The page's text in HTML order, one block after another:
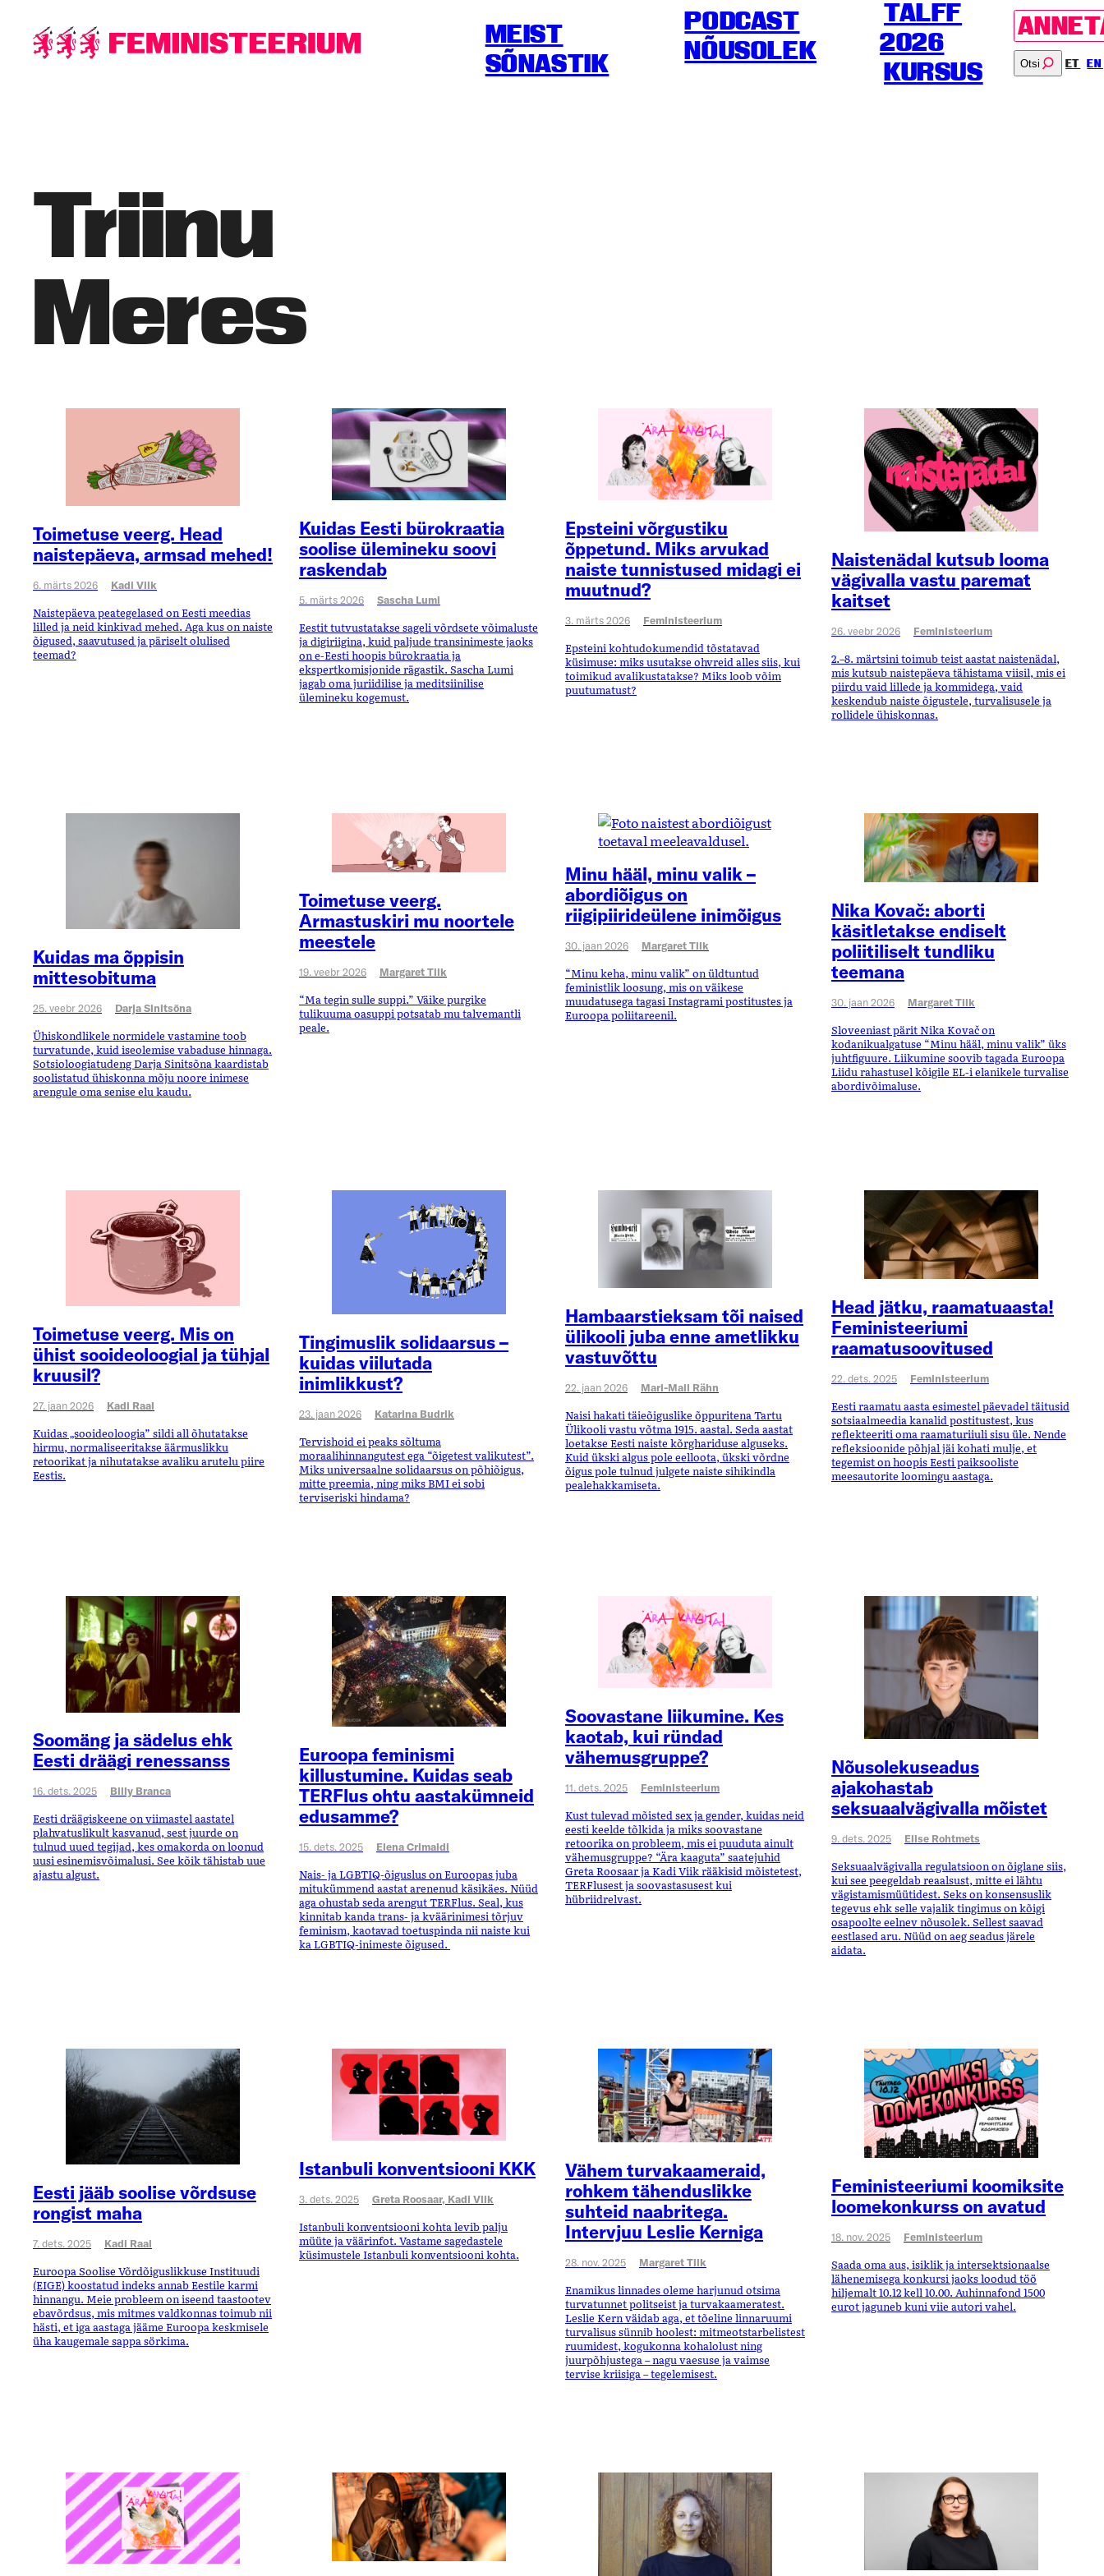
juurde
MEIST
SÕNASTIK
PODCAST
NÕUSOLEK
TALFF
2026
KURSUS
Otsi ET EN
Triinu
Meres
Toimetuse veerg. Head
naistepäeva, armsad mehed!
6. märts 2026 Kadi Viik
Naistepäeva peategelased on Eesti meedias
lilled ja neid kinkivad mehed. Aga kus on naiste
õigused, saavutused ja päriselt olulised
teemad?
Kuidas Eesti bürokraatia
soolise ülemineku soovi
raskendab
5. märts 2026 Sascha Lumi
Eestit tutvustatakse sageli võrdsete võimaluste
ja digiriigina, kuid paljude transinimeste jaoks
on e-Eesti hoopis bürokraatia ja
ekspertkomisjonide rägastik. Sascha Lumi
jagab oma juriidilise ja meditsiinilise
ülemineku kogemust.
Epsteini võrgustiku
õppetund. Miks arvukad
naiste tunnistused midagi ei
muutnud?
3. märts 2026 Feministeerium
Epsteini kohtudokumendid tõstatavad
küsimuse: miks usutakse ohvreid alles siis, kui
toimikud avalikustatakse? Miks loob võim
puutumatust?
Naistenädal kutsub looma
vägivalla vastu paremat
kaitset
26. veebr 2026 Feministeerium
2.–8. märtsini toimub teist aastat naistenädal,
mis kutsub naistepäeva tähistama viisil, mis ei
piirdu vaid lillede ja kommidega, vaid
keskendub naiste õigustele, turvalisusele ja
rollidele ühiskonnas.
Kuidas ma õppisin
mittesobituma
25. veebr 2026 Darja Sinitsõna
Ühiskondlikele normidele vastamine toob
turvatunde, kuid iseolemise vabaduse hinnaga.
Sotsioloogiatudeng Darja Sinitsõna kaardistab
soolistatud ühiskonna mõju noore inimese
arengule oma senise elu kaudu.
Toimetuse veerg.
Armastuskiri mu noortele
meestele
19. veebr 2026 Margaret Tilk
“Ma tegin sulle suppi.” Väike purgike
tulikuuma oasuppi potsatab mu talvemantli
peale.
Minu hääl, minu valik –
abordiõigus on
riigipiirideülene inimõigus
30. jaan 2026 Margaret Tilk
“Minu keha, minu valik” on üldtuntud
feministlik loosung, mis on väikese
muudatusega tagasi Instagrami postitustes ja
Euroopa poliitareenil.
Nika Kovač: aborti
käsitletakse endiselt
poliitiliselt tundliku
teemana
30. jaan 2026 Margaret Tilk
Sloveeniast pärit Nika Kovač on
kodanikualgatuse “Minu hääl, minu valik” üks
juhtfiguure. Liikumine soovib tagada Euroopa
Liidu rahastusel kõigile EL-i elanikele turvalise
abordivõimaluse.
Toimetuse veerg. Mis on
ühist sooideoloogial ja tühjal
kruusil?
27. jaan 2026 Kadi Raal
Kuidas „sooideoloogia” sildi all õhutatakse
hirmu, normaliseeritakse äärmuslikku
retoorikat ja nihutatakse avaliku arutelu piire
Eestis.
Tingimuslik solidaarsus –
kuidas viilutada
inimlikkust?
23. jaan 2026 Katarina Budrik
Tervishoid ei peaks sõltuma
moraalihinnangutest ega “õigetest valikutest”.
Miks universaalne solidaarsus on põhiõigus,
mitte preemia, ning miks BMI ei sobi
terviseriski hindama?
Hambaarstieksam tõi naised
ülikooli juba enne ametlikku
vastuvõttu
22. jaan 2026 Mari-Mall Rähn
Naisi hakati täieõiguslike õppuritena Tartu
Ülikooli vastu võtma 1915. aastal. Seda aastat
loetakse Eesti naiste kõrghariduse alguseks.
Kuid ükski algus pole eelloota, ükski võrdne
õigus pole tulnud julgete naiste sihikindla
pealehakkamiseta.
Head jätku, raamatuaasta!
Feministeeriumi
raamatusoovitused
22. dets. 2025 Feministeerium
Eesti raamatu aasta esimestel päevadel täitusid
sotsiaalmeedia kanalid postitustest, kus
reflekteeriti oma raamaturiiuli sisu üle. Nende
refleksioonide põhjal jäi kohati mulje, et
tegemist on hoopis Eesti paiksooliste
meesautorite loomingu aastaga.
Soomäng ja sädelus ehk
Eesti dräägi renessanss
16. dets. 2025 Billy Branca
Eesti dräägiskeene on viimastel aastatel
plahvatuslikult kasvanud, sest juurde on
tulnud uued tegijad, kes omakorda on loonud
uusi esinemisvõimalusi. See kõik tähistab uue
ajastu algust.
Euroopa feminismi
killustumine. Kuidas seab
TERFlus ohtu aastakümneid
edusamme?
15. dets. 2025 Elena Crimaldi
Nais- ja LGBTIQ-õiguslus on Euroopas juba
mitukümmend aastat arenenud käsikäes. Nüüd
aga ohustab seda arengut TERFlus. Seal, kus
kinnitab kanda trans- ja kväärinimesi tõrjuv
feminism, kaotavad toetuspinda nii naiste kui
ka LGBTIQ-inimeste õigused.
Soovastane liikumine. Kes
kaotab, kui ründad
vähemusgruppe?
11. dets. 2025 Feministeerium
Kust tulevad mõisted sex ja gender, kuidas neid
eesti keelde tõlkida ja miks soovastane
retoorika on probleem, mis ei puuduta ainult
vähemusgruppe? “Ära kaaguta” saatejuhid
Greta Roosaar ja Kadi Viik rääkisid mõistetest,
TERFlusest ja soovastasusest kui
hübriidrelvast.
Nõusolekuseadus
ajakohastab
seksuaalvägivalla mõistet
9. dets. 2025 Elise Rohtmets
Seksuaalvägivalla regulatsioon on õiglane siis,
kui see peegeldab reaalsust, mitte ei lähtu
vägistamismüütidest. Seks on konsensuslik
tegevus ehk selle vajalik tingimus on kõigi
osapoolte eelnev nõusolek. Sellest saavad
eestlased aru. Nüüd on aeg seadus järele
aidata.
Eesti jääb soolise võrdsuse
rongist maha
7. dets. 2025 Kadi Raal
Euroopa Soolise Võrdõiguslikkuse Instituudi
(EIGE) koostatud indeks annab Eestile karmi
hinnangu. Meie probleem on iseend taastootev
ebavõrdsus, mis mitmes valdkonnas toimub nii
hästi, et iga aastaga jääme Euroopa keskmisele
üha kaugemale sappa sörkima.
Istanbuli konventsiooni KKK
3. dets. 2025 Greta Roosaar, Kadi Viik
Istanbuli konventsiooni kohta levib palju
müüte ja väärinfot. Vastame sagedastele
küsimustele Istanbuli konventsiooni kohta.
Vähem turvakaameraid,
rohkem tähenduslikke
suhteid naabritega.
Intervjuu Leslie Kerniga
28. nov. 2025 Margaret Tilk
Enamikus linnades oleme harjunud otsima
turvatunnet politseist ja turvakaameratest.
Leslie Kern väidab aga, et tõeline linnaruumi
turvalisus sünnib hoolest: mitmeotstarbelistest
ruumidest, kogukonna kohalolust ning
juurpõhjustega – nagu vaesuse ja vaimse
tervise kriisiga – tegelemisest.
Feministeeriumi koomiksite
loomekonkurss on avatud
18. nov. 2025 Feministeerium
Saada oma aus, isiklik ja intersektsionaalse
lähenemisega konkursi jaoks loodud töö
hiljemalt 10.12 kell 10.00. Auhinnafond 1500
eurot jaguneb kuni viie autori vahel.